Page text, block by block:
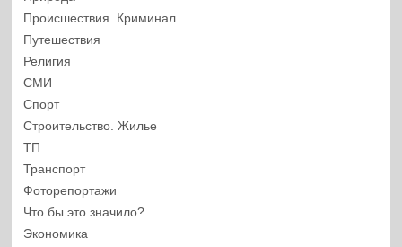
Происшествия. Криминал
Путешествия
Религия
СМИ
Спорт
Строительство. Жилье
ТП
Транспорт
Фоторепортажи
Что бы это значило?
Экономика